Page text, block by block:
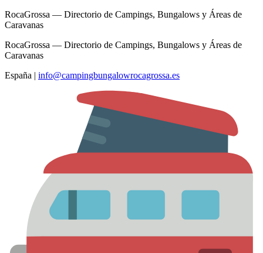
RocaGrossa — Directorio de Campings, Bungalows y Áreas de
Caravanas
RocaGrossa — Directorio de Campings, Bungalows y Áreas de
Caravanas
España | info@campingbungalowrocagrossa.es